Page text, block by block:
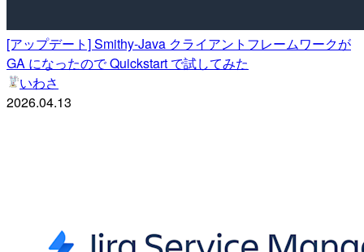
[アップデート] Smithy-Java クライアントフレームワークが
GA になったので Quickstart で試してみた
いわさ
2026.04.13